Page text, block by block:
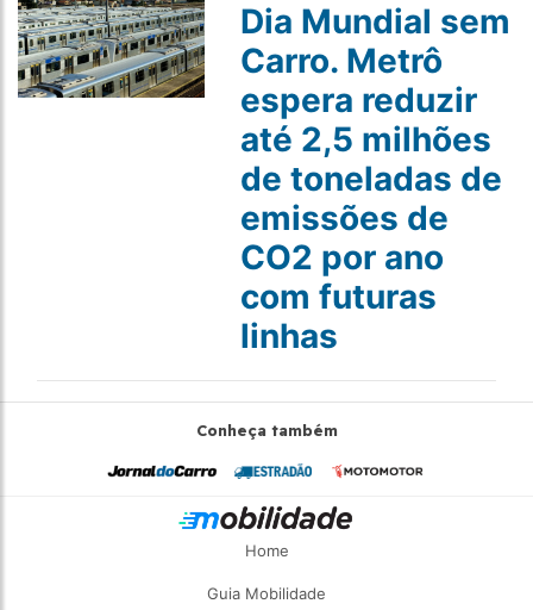
Dia Mundial sem
Carro. Metrô
espera reduzir
até 2,5 milhões
de toneladas de
emissões de
CO2 por ano
com futuras
linhas
Conheça também
Home
Guia Mobilidade